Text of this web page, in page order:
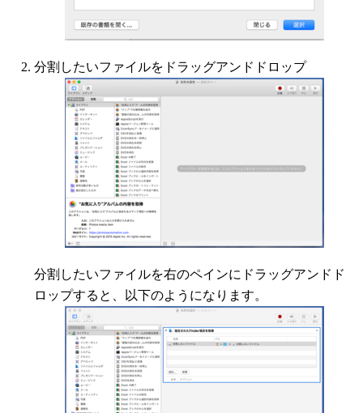
分割したいファイルをドラッグアンドドロップ
分割したいファイルを右のペインにドラッグアンドド
ロップすると、以下のようになります。